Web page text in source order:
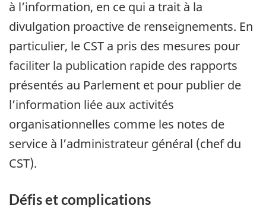
à l’information, en ce qui a trait à la
divulgation proactive de renseignements. En
particulier, le CST a pris des mesures pour
faciliter la publication rapide des rapports
présentés au Parlement et pour publier de
l’information liée aux activités
organisationnelles comme les notes de
service à l’administrateur général (chef du
CST).
Défis et complications